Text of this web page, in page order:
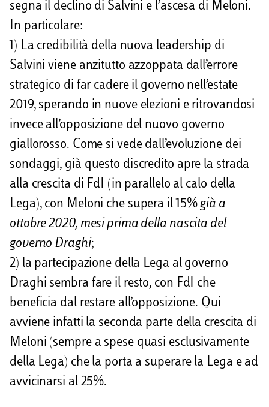
segna il declino di Salvini e l’ascesa di Meloni.
In particolare:
1) La credibilità della nuova leadership di
Salvini viene anzitutto azzoppata dall’errore
strategico di far cadere il governo nell’estate
2019, sperando in nuove elezioni e ritrovandosi
invece all’opposizione del nuovo governo
giallorosso. Come si vede dall’evoluzione dei
sondaggi, già questo discredito apre la strada
alla crescita di FdI (in parallelo al calo della
Lega), con Meloni che supera il 15%già a
ottobre 2020, mesi prima della nascita del
governo Draghi;
2) la partecipazione della Lega al governo
Draghi sembra fare il resto, con FdI che
beneficia dal restare all’opposizione. Qui
avviene infatti la seconda parte della crescita di
Meloni (sempre a spese quasi esclusivamente
della Lega) che la porta a superare la Lega e ad
avvicinarsi al 25%.